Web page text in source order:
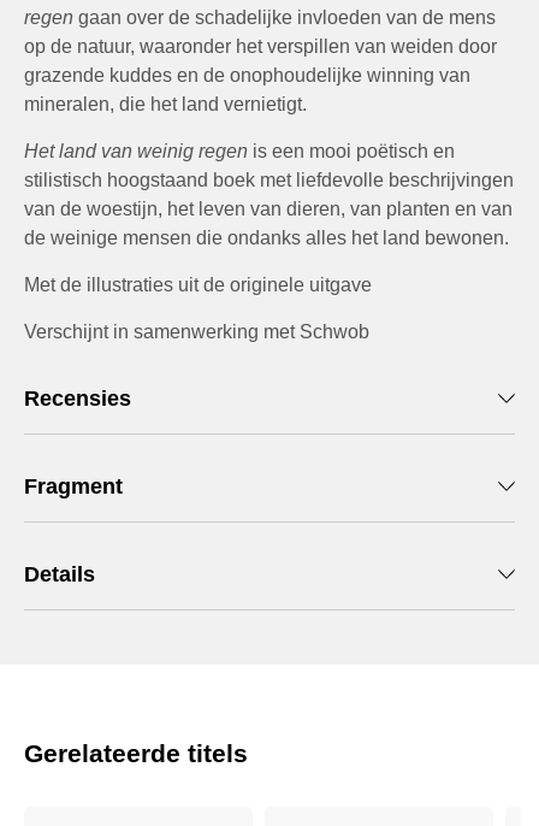
regen gaan over de schadelijke invloeden van de mens
op de natuur, waaronder het verspillen van weiden door
grazende kuddes en de onophoudelijke winning van
mineralen, die het land vernietigt.
Het land van weinig regen is een mooi poëtisch en
stilistisch hoogstaand boek met liefdevolle beschrijvingen
van de woestijn, het leven van dieren, van planten en van
de weinige mensen die ondanks alles het land bewonen.
Met de illustraties uit de originele uitgave
Verschijnt in samenwerking met Schwob
Recensies
Fragment
Details
Gerelateerde titels